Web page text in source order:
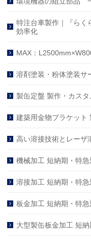
特注台車製作｜『らく
効率化
MAX：
溶剤塗装・粉体塗装サ
製缶定盤 製作・カス
建築用金物ブラケット
高い溶接技術とレーザ
機械加工 短納期・特急
溶接加工 短納期・特急
板金加工 短納期・特急
大型製缶板金加工 短